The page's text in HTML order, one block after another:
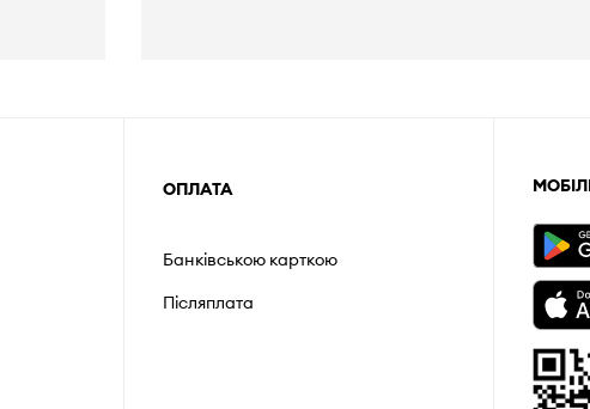
ОПЛАТА
Банківською карткою
Післяплата